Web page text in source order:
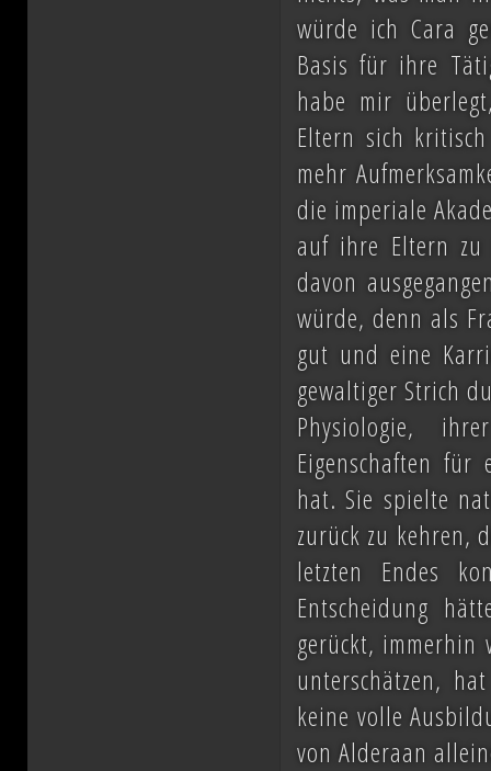
würde ich Cara
Basis für ihre
habe mir
Eltern sich
mehr
die imperiale
auf ihre Eltern zu
davon
würde, denn als
gut und eine
gewaltiger Strich
Physiologie,
Eigenschaften
hat. Sie spielte
zurück zu kehren,
letzten Endes
Entscheidung
gerückt, immerhin
unterschätzen,
keine volle
von Alderaan